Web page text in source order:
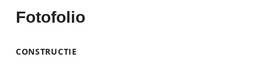
Fotofolio
CONSTRUCTIE